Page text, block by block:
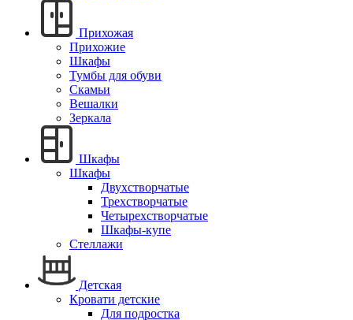
Прихожая
Прихожие
Шкафы
Тумбы для обуви
Скамьи
Вешалки
Зеркала
Шкафы
Шкафы
Двухстворчатые
Трехстворчатые
Четырехстворчатые
Шкафы-купе
Стеллажи
Детская
Кровати детские
Для подростка